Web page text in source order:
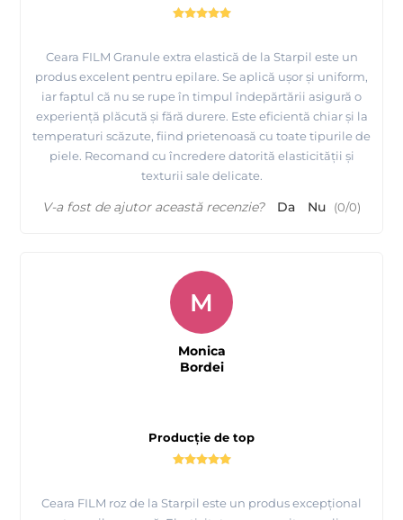
Ceara FILM Granule extra elastică de la Starpil este un
produs excelent pentru epilare. Se aplică ușor și uniform,
iar faptul că nu se rupe în timpul îndepărtării asigură o
experiență plăcută și fără durere. Este eficientă chiar și la
temperaturi scăzute, fiind prietenoasă cu toate tipurile de
piele. Recomand cu încredere datorită elasticității și
texturii sale delicate.
V-a fost de ajutor această recenzie? Da Nu (0/0)
Producție de top
Ceara FILM roz de la Starpil este un produs excepțional
M
Monica
Bordei